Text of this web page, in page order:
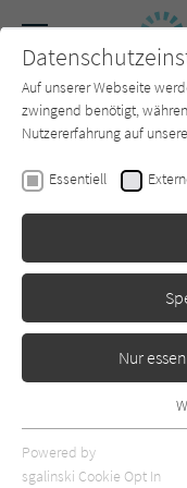
SUCHE
09 | 2021
Das war der
Rezensionen, Artikel
Auf unserer Webseite
zwingend benötigt,
Nutzererfahrung auf
Essentiell
Nur
Essentielle Cookies
Webseite benötigt.
Powered by
sgalinski Cookie Opt In